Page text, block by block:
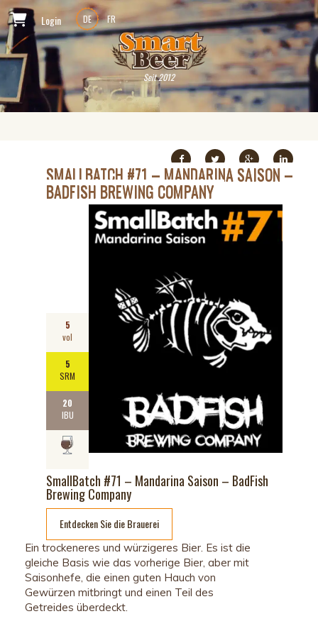
Login DE FR
Seit 2012
SMALLBATCH #71 – MANDARINA SAISON –
BADFISH BREWING COMPANY
SmallBatch #71 – Mandarina Saison – BadFish
Brewing Company
5
vol
5
SRM
20
IBU
Entdecken Sie die Brauerei
Ein trockeneres und würzigeres Bier. Es ist die
gleiche Basis wie das vorherige Bier, aber mit
Saisonhefe, die einen guten Hauch von
Gewürzen mitbringt und einen Teil des
Getreides überdeckt.